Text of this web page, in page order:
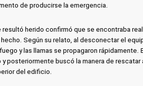
de producirse la emergencia.
resultó herido confirmó que se encontraba
Según su relato, al desconectar el
y las llamas se propagaron rápidamente.
posteriormente buscó la manera de rescatar
del edificio.